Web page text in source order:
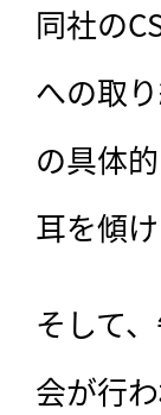
同社の
への取
の具体
耳を傾け
そして
会が行